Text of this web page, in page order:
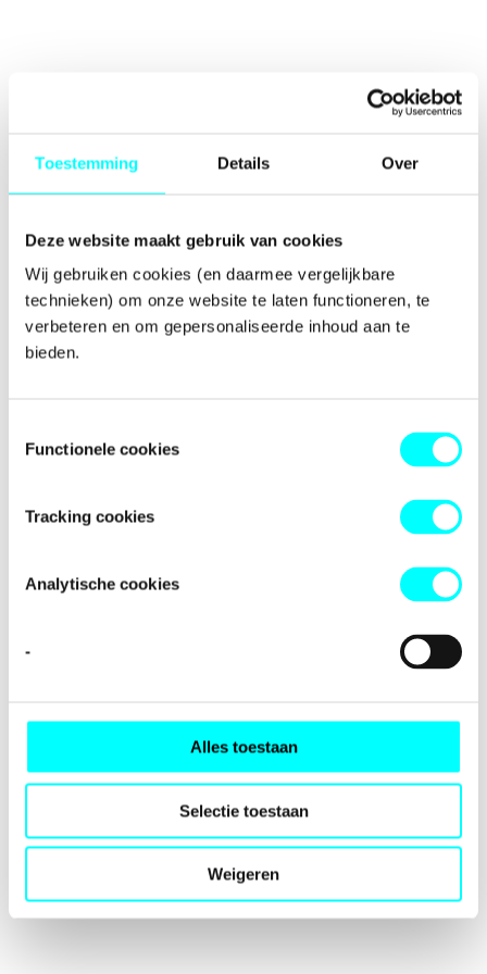
Toestemming Details Over
Deze website maakt gebruik van cookies
Wij gebruiken cookies (en daarmee vergelijkbare
technieken) om onze website te laten functioneren, te
verbeteren en om gepersonaliseerde inhoud aan te
bieden.
Functionele cookies
Tracking cookies
Analytische cookies
-
Alles toestaan
Selectie toestaan
Weigeren
-side exception has occurred while
browser consolefor